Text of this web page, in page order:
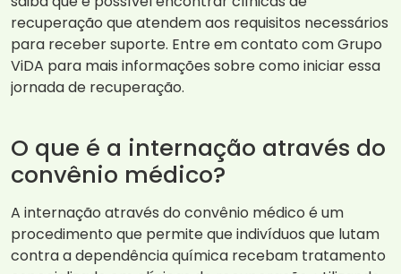
recuperação que atendem aos requisitos necessários
para receber suporte. Entre em contato com Grupo
ViDA para mais informações sobre como iniciar essa
jornada de recuperação.
O que é a internação através do
convênio médico?
A internação através do convênio médico é um
procedimento que permite que indivíduos que lutam
contra a dependência química recebam tratamento